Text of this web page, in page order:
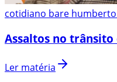
cotidiano bare
Assaltos no trânsito
Ler matéria